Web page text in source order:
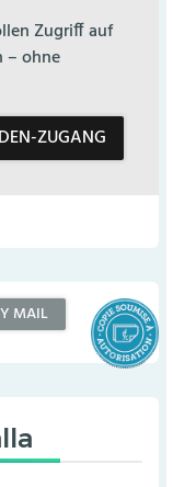
Zugriff auf
– ohne
ZUGANG
MAIL